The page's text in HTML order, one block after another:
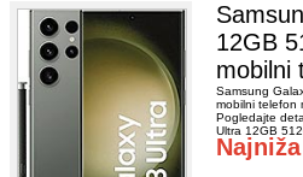
12GB
mobilni
Samsung
mobilni telefon
Pogledajte
Ultra 12GB